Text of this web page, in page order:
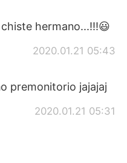
hermano...!!!😃
2020.01.21 05:43
premonitorio jajajaj
2020.01.21 05:31